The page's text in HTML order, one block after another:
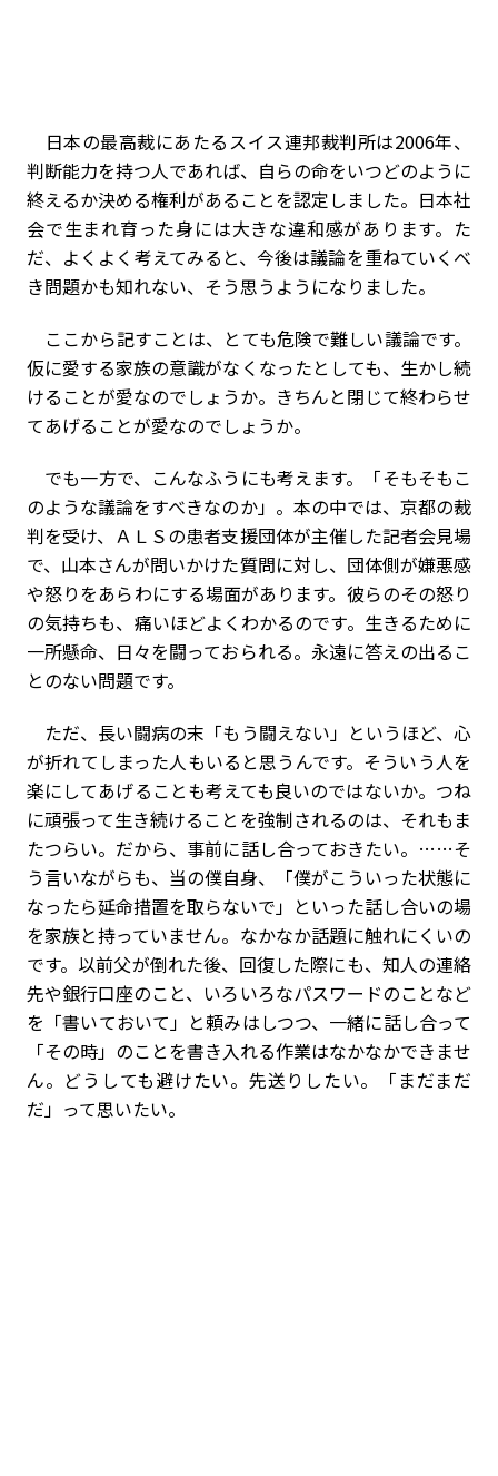
日本の最高裁にあたるスイス連邦裁判所は2006年、
判断能力を持つ人であれば、自らの命をいつどのように
終えるか決める権利があることを認定しました。日本社
会で生まれ育った身には大きな違和感があります。た
だ、よくよく考えてみると、今後は議論を重ねていくべ
き問題かも知れない、そう思うようになりました。
ここから記すことは、とても危険で難しい議論です。
仮に愛する家族の意識がなくなったとしても、生かし続
けることが愛なのでしょうか。きちんと閉じて終わらせ
てあげることが愛なのでしょうか。
でも一方で、こんなふうにも考えます。「そもそもこ
のような議論をすべきなのか」。本の中では、京都の裁
判を受け、ＡＬＳの患者支援団体が主催した記者会見場
で、山本さんが問いかけた質問に対し、団体側が嫌悪感
や怒りをあらわにする場面があります。彼らのその怒り
の気持ちも、痛いほどよくわかるのです。生きるために
一所懸命、日々を闘っておられる。永遠に答えの出るこ
とのない問題です。
ただ、長い闘病の末「もう闘えない」というほど、心
が折れてしまった人もいると思うんです。そういう人を
楽にしてあげることも考えても良いのではないか。つね
に頑張って生き続けることを強制されるのは、それもま
たつらい。だから、事前に話し合っておきたい。……そ
う言いながらも、当の僕自身、「僕がこういった状態に
なったら延命措置を取らないで」といった話し合いの場
を家族と持っていません。なかなか話題に触れにくいの
です。以前父が倒れた後、回復した際にも、知人の連絡
先や銀行口座のこと、いろいろなパスワードのことなど
を「書いておいて」と頼みはしつつ、一緒に話し合って
「その時」のことを書き入れる作業はなかなかできませ
ん。どうしても避けたい。先送りしたい。「まだまだ
だ」って思いたい。